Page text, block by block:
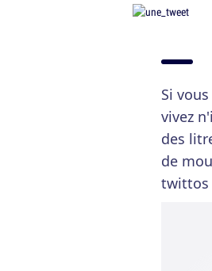
Si
vivez
des
de
twittos